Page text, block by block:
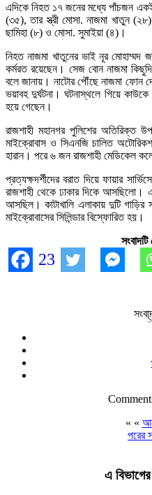
এদিকে নিহত ১৭ জনের মধ্যে পাঁচজন
(৩৫), তার স্ত্রী মোসা. নাজমা খাতুন
ছামিহা (৮) ও মোসা. সুমাইয়া (৪)।
নিহত নাজমা খাতুনের ভাই নূর মোহাম্মদ
কর্মরত রয়েছেন। সেজ বোন নাজমা
বলে জানায়। নাটোর পৌঁছে নাজমা ফোন
ভয়াবহ দুর্ঘটনা। ঘটনাস্থলে গিয়ে
হয়ে গেছেন।
রাজশাহী মহানগর পুলিশের অতিরিক্ত
মাইক্রোবাস ও সিএনজি চালিত
হারান। পরে ৬ জন রাজশাহী মেডিকেল
প্রত্যক্ষদর্শীদের বরাত দিয়ে ফায়ার
রাজশাহী থেকে ঢাকার দিকে আসছিলো।
আসছিল। কাটাখালি এলাকায় দুটি গাড়ির
মাইক্রোবাসের সিলিন্ডার বিস্ফোরিত হয়।
23
« «
পরের
এ